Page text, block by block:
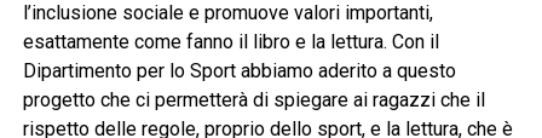
l’inclusione sociale e promuove valori importanti,
esattamente come fanno il libro e la lettura. Con il
Dipartimento per lo Sport abbiamo aderito a questo
progetto che ci permetterà di spiegare ai ragazzi che il
rispetto delle regole, proprio dello sport, e la lettura, che è